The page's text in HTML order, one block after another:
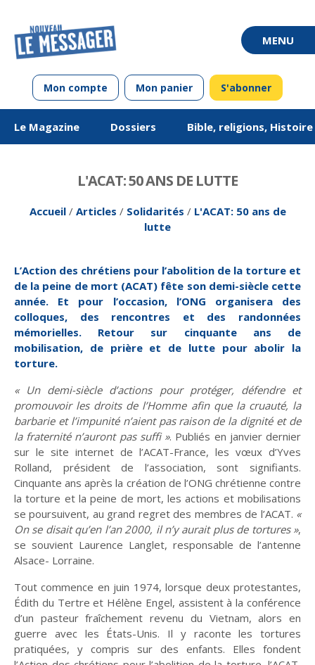
Mon compte Mon panier S'abonner
Le Magazine
Édito Société
Entretien La chronique
En débat
Dossiers
Vivre ou avoir
Équipes unionistes
luthériennes : 100
ans de vivre
ensemble
Le Rhin : Les
méandres d'un fleuve
Œuvre de paix
Que deviennent les
pasteurs ?
Dans les dédales du
mensonge
Bible, religions,
Questions de vie Jargon
Histoire Religions
Théologies
Chroniques en
alsacien
Chroniques en
allemand
De mai-juin 2011 à
mars-avril 2013
De mai-juin 2013 à
mars-avril 2015
De mai-juin 2015 à
mars-avril 2017
De mai-juin 2017 à
septembre-octobre
2019
De novembre-
décembre 2019 à
mars-avril 2021
De mai-juin 2021 à
mars-avril 2023
L'ACAT: 50 ANS DE LUTTE
Accueil/ Articles / Solidarités / L'ACAT: 50 ans de
lutte
L’Action des chrétiens pour l’abolition de la torture et
de la peine de mort (ACAT) fête son demi-siècle cette
année. Et pour l’occasion, l’ONG organisera des
colloques, des rencontres et des randonnées
mémorielles. Retour sur cinquante ans de
mobilisation, de prière et de lutte pour abolir la
torture.
« Un demi-siècle d’actions pour protéger, défendre et
promouvoir les droits de l’Homme afin que la cruauté, la
barbarie et l’impunité n’aient pas raison de la dignité et de
la fraternité n’auront pas suffi ». Publiés en janvier dernier
sur le site internet de l’ACAT-France, les vœux d’Yves
Rolland, président de l’association, sont signifiants.
Cinquante ans après la création de l’ONG chrétienne contre
la torture et la peine de mort, les actions et mobilisations
se poursuivent, au grand regret des membres de l’ACAT. «
On se disait qu’en l’an 2000, il n’y aurait plus de tortures »,
se souvient Laurence Langlet, responsable de l’antenne
Alsace- Lorraine.
Tout commence en juin 1974, lorsque deux protestantes,
Édith du Tertre et Hélène Engel, assistent à la conférence
d’un pasteur fraîchement revenu du Vietnam, alors en
guerre avec les États-Unis. Il y raconte les tortures
pratiquées, y compris sur des enfants. Elles fondent